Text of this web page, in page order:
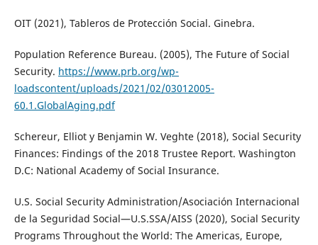
OIT (2021), Tableros de Protección Social. Ginebra.
Population Reference Bureau. (2005), The Future of Social
Security. https://www.prb.org/wp-
loadscontent/uploads/2021/02/03012005-
60.1.GlobalAging.pdf
Schereur, Elliot y Benjamin W. Veghte (2018), Social Security
Finances: Findings of the 2018 Trustee Report. Washington
D.C: National Academy of Social Insurance.
U.S. Social Security Administration/Asociación Internacional
de la Seguridad Social—U.S.SSA/AISS (2020), Social Security
Programs Throughout the World: The Americas, Europe,